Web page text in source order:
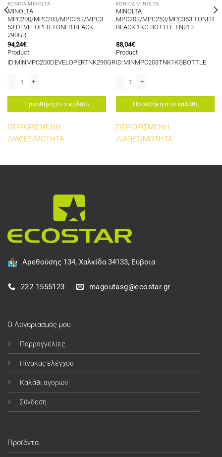
KONICA MINOLTA
MINOLTA
MPC200/MPC203/MPC253/MPC3
53 DEVELOPER TONER BLACK
290GR
94,24€
Product
ID:MINMPC200DEVELOPERTNK290GR
Προσθήκη στο καλάθι
ΠΕΡΙΟΡΙΣΜΕΝΗ
ΔΙΑΘΕΣΙΜΟΤΗΤΑ
KONICA MINOLTA
MINOLTA
MPC203/MPC253/MPC353 TONER
BLACK 1KG BOTTLE TN213
88,04€
Product
ID:MINMPC203TNK1KGBOTTLE
Προσθήκη στο καλάθι
ΠΕΡΙΟΡΙΣΜΕΝΗ
ΔΙΑΘΕΣΙΜΟΤΗΤΑ
Αρεθούσης 134, Χαλκίδα 34133, Εύβοια
222 1555123 magoutasg@ecostar.gr
Ο Λογαριασμός μου
Παρραγγελίες
Πίνακας ελέγχου
Καλάθι αγορών
Σύνδεση
Προϊόντα